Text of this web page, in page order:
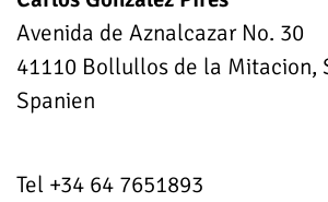
Avenida de Aznalcazar No. 30
41110 Bollullos de la Mitacion,
Spanien
Tel +34 64 7651893